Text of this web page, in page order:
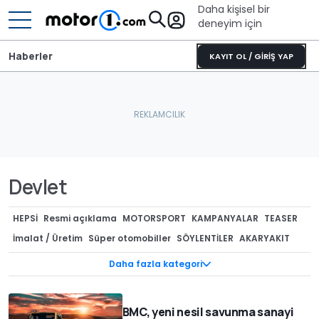
Daha kişisel bir
deneyim için
KAYIT OL / GİRİŞ YAP
Haberler
Devlet
Daha fazla kategori
HEPSI Resmi açıklama MOTORSPORT KAMPANYALAR TEASER
İmalat / Üretim Süper otomobiller SÖYLENTİLER AKARYAKIT
CASUS FOTOĞRAFLAR
ÖZEL VERSİYONLAR
TEKNOLOJİ GERİ ÇAĞIRMALAR GENEL Tasarım
Kurumsal / Finansal ÇEVRECİ ARAÇLAR
BMC, yeni nesil savunma sanayi